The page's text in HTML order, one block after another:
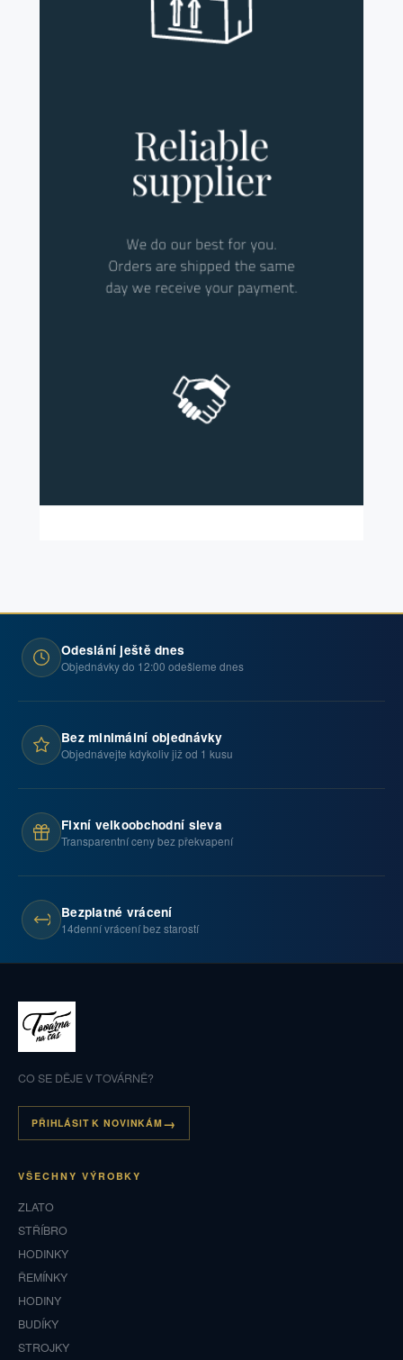
Odeslání ještě dnes
Objednávky do 12:00 odešleme dnes
Bez minimální objednávky
Objednávejte kdykoliv již od 1 kusu
Fixní velkoobchodní sleva
Transparentní ceny bez překvapení
Bezplatné vrácení
14denní vrácení bez starostí
CO SE DĚJE V TOVÁRNĚ?
PŘIHLÁSIT K NOVINKÁM
VŠECHNY VÝROBKY
ZLATO
STŘÍBRO
HODINKY
ŘEMÍNKY
HODINY
BUDÍKY
STROJKY